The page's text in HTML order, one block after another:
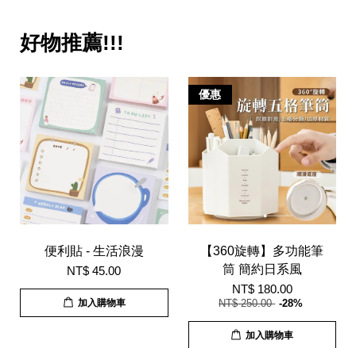
好物推薦!!!
便利貼 - 生活浪漫
NT$ 45.00
加入購物車
優惠
【360旋轉】多功能筆
筒 簡約日系風
NT$ 180.00
NT$ 250.00 -28%
加入購物車